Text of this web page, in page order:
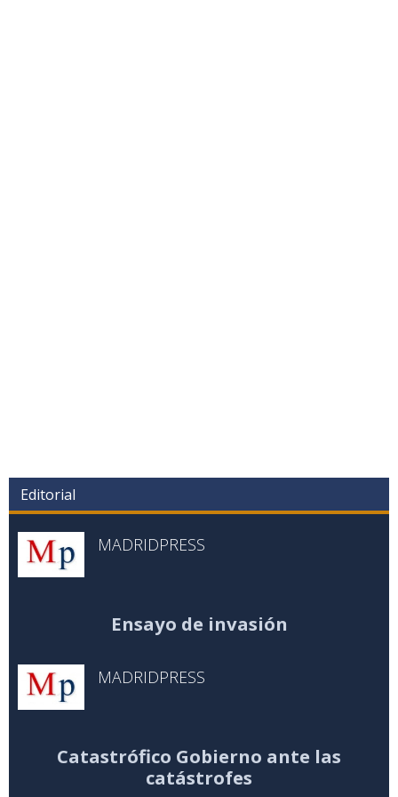
Editorial
MADRIDPRESS
Ensayo de invasión
MADRIDPRESS
Catastrófico Gobierno ante las
catástrofes